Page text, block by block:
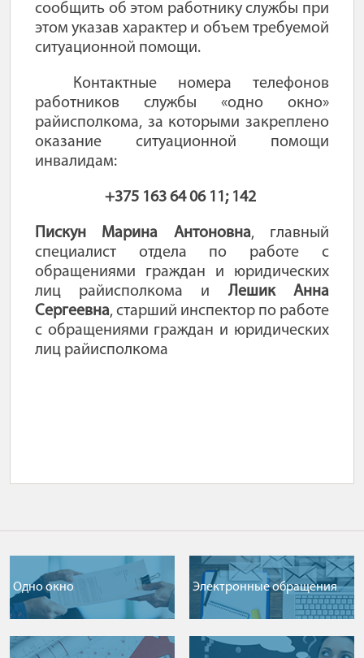
сообщить об этом работнику службы при
этом указав характер и объем требуемой
ситуационной помощи.
Контактные номера телефонов
работников службы «одно окно»
райисполкома, за которыми закреплено
оказание ситуационной помощи
инвалидам:
+375 163 64 06 11; 142
Пискун Марина Антоновна, главный
специалист отдела по работе с
обращениями граждан и юридических
лиц райисполкома и Лешик Анна
Сергеевна, старший инспектор по работе
с обращениями граждан и юридических
лиц райисполкома
Одно окно Электронные обращения